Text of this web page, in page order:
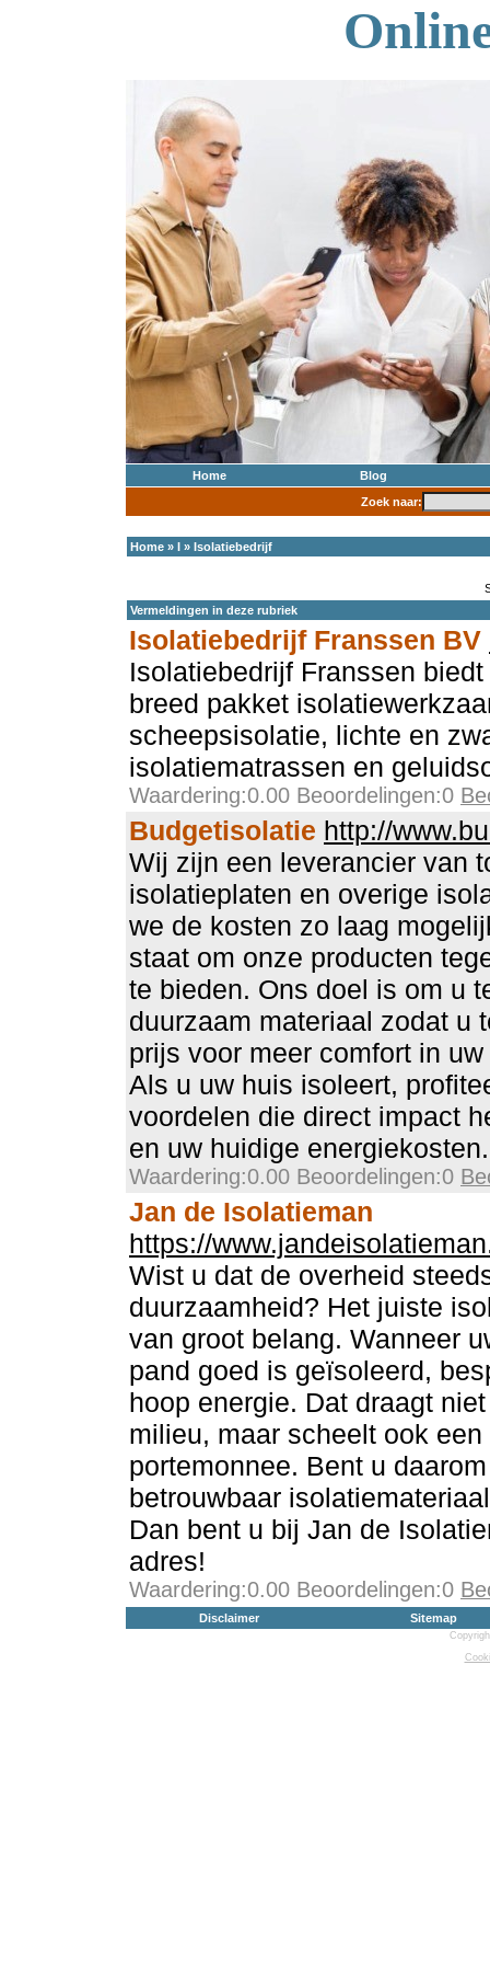
Home
Blog
Zoek naar:
Home » I » Isolatiebedrijf
Vermeldingen in deze rubriek
Isolatiebedrijf Franssen BV
Isolatiebedrijf Franssen
breed pakket
scheepsisolatie, lichte en
isolatiematrassen en
Waardering:0.00 Beoordelingen:0
Budgetisolatie http://
Wij zijn een leverancier van
isolatieplaten en overige
we de kosten zo laag
staat om onze producten
te bieden. Ons doel is om u
duurzaam materiaal zodat u
prijs voor meer comfort in
Als u uw huis isoleert,
voordelen die direct impact
en uw huidige energiekosten.
Waardering:0.00 Beoordelingen:0
Jan de Isolatieman
https://
Wist u dat de overheid
duurzaamheid? Het juiste
van groot belang. Wanneer
pand goed is geïsoleerd,
hoop energie. Dat draagt
milieu, maar scheelt ook
portemonnee. Bent u
betrouwbaar
Dan bent u bij Jan de
adres!
Waardering:0.00 Beoordelingen:0
Disclaimer Sitemap